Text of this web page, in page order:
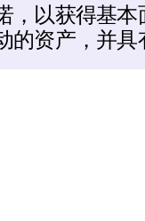
，以获得基
的资产，并具